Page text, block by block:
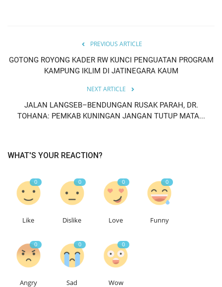
PREVIOUS ARTICLE
GOTONG ROYONG KADER RW KUNCI PENGUATAN PROGRAM
KAMPUNG IKLIM DI JATINEGARA KAUM
NEXT ARTICLE
JALAN LANGSEB–BENDUNGAN RUSAK PARAH, DR.
TOHANA: PEMKAB KUNINGAN JANGAN TUTUP MATA...
WHAT'S YOUR REACTION?
0
Like
0
Dislike
0
Love
0
Funny
0
Angry
0
Sad
0
Wow